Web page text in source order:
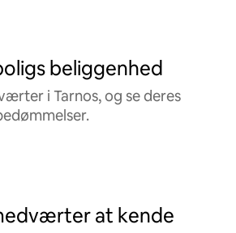
beliggenhed
i Tarnos, og se deres
at kende